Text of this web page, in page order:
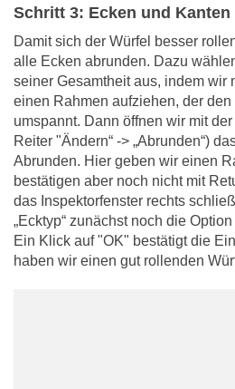
Schritt 3: Ecken und Kanten
Damit sich der Würfel besser
alle Ecken abrunden. Dazu
seiner Gesamtheit aus, indem wir
einen Rahmen aufziehen, der den
umspannt. Dann öffnen wir mit der
Reiter "Ändern“ -> „Abrunden“)
Abrunden. Hier geben wir einen
bestätigen aber noch nicht mit
das Inspektorfenster rechts
„Ecktyp“ zunächst noch die
Ein Klick auf "OK" bestätigt die
haben wir einen gut rollenden